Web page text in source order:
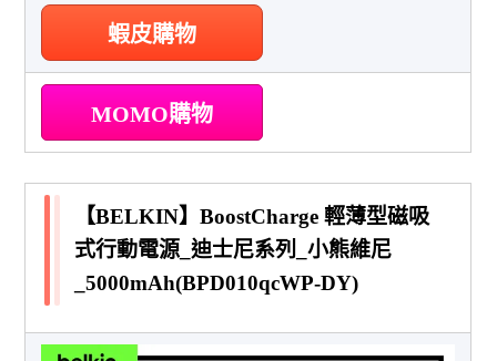
蝦皮購物
MOMO購物
【BELKIN】BoostCharge 輕薄型磁吸
式行動電源_迪士尼系列_小熊維尼
_5000mAh(BPD010qcWP-DY)